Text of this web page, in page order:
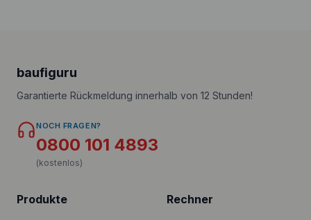
baufiguru
Garantierte Rückmeldung innerhalb von 12 Stunden!
NOCH FRAGEN?
0800 101 4893
(kostenlos)
Produkte Rechner